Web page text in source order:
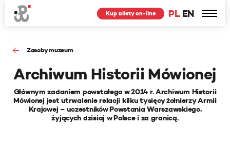
PL EN
Kup bilety on-line
Zasoby muzeum
Archiwum Historii Mówionej
Głównym zadaniem powstałego w 2014 r. Archiwum Historii
Mówionej jest utrwalenie relacji kilku tysięcy żołnierzy Armii
Krajowej – uczestników Powstania Warszawskiego,
żyjących dzisiaj w Polsce i za granicą.